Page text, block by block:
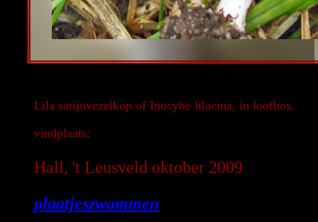
Lila satijnvezelkop of Inocybe lilacina, in loofbos.
vindplaats:
Hall, 't Leusveld oktober 2009
plaatjeszwammen